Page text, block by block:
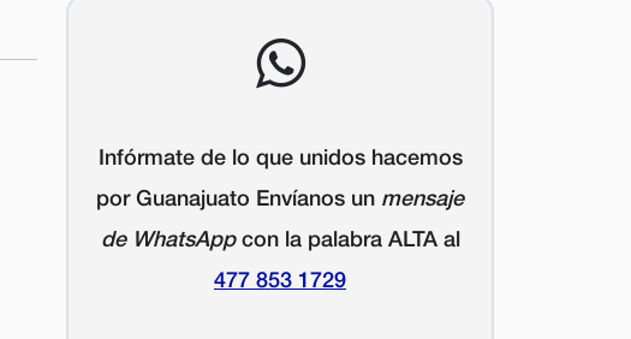
Infórmate de lo que unidos hacemos
por Guanajuato Envíanos un mensaje
de WhatsAppcon la palabra ALTAal
477 853 1729